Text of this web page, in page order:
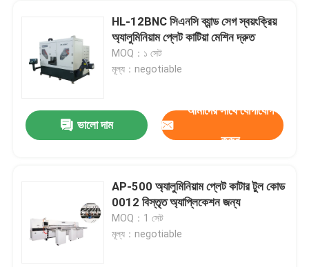
HL-12BNC সিএনসি ব্যান্ড সেগ স্বয়ংক্রিয়
অ্যালুমিনিয়াম প্লেট কাটিয়া মেশিন দ্রুত
MOQ：১ সেট
মূল্য：negotiable
ভালো দাম
আমাদের সাথে যোগাযোগ
করুন
AP-500 অ্যালুমিনিয়াম প্লেট কাটার টুল কোড
0012 বিস্তৃত অ্যাপ্লিকেশন জন্য
MOQ：1 সেট
মূল্য：negotiable